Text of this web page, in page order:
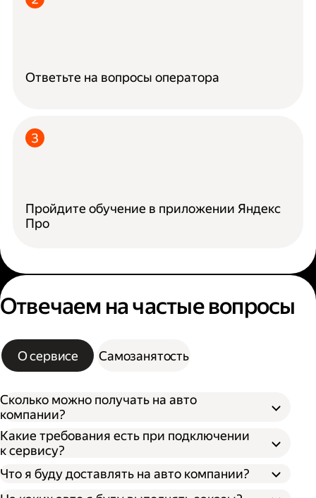
Ответьте на вопросы оператора
Пройдите обучение в приложении Яндекс
Про
Отвечаем на частые вопросы
О сервисе Самозанятость
Сколько можно получать на авто
компании?
Какие требования есть при подключении
к сервису?
Что я буду доставлять на авто компании?